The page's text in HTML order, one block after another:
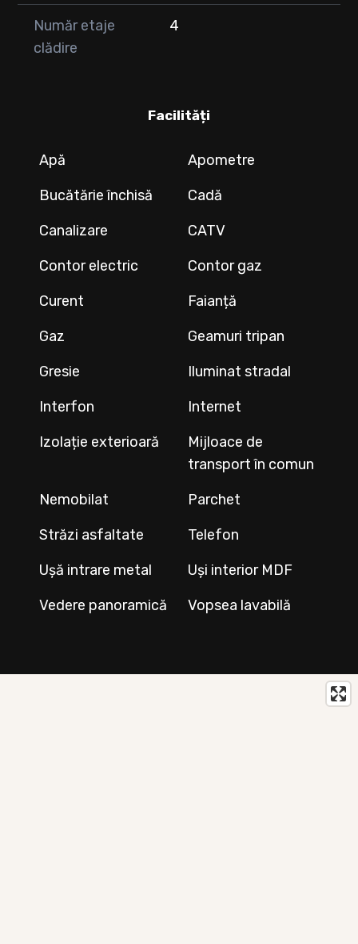
Număr etaje
clădire
4
Facilități
Apă
Apometre
Bucătărie închisă
Cadă
Canalizare
CATV
Contor electric
Contor gaz
Curent
Faianță
Gaz
Geamuri tripan
Gresie
Iluminat stradal
Interfon
Internet
Izolație exterioară
Mijloace de
transport în comun
Nemobilat
Parchet
Străzi asfaltate
Telefon
Ușă intrare metal
Uși interior MDF
Vedere panoramică
Vopsea lavabilă